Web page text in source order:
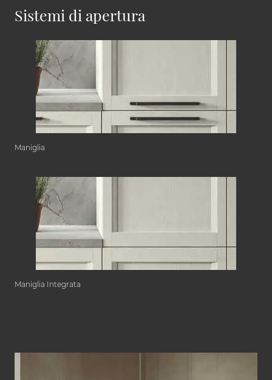
Sistemi di apertura
Maniglia
Maniglia Integrata